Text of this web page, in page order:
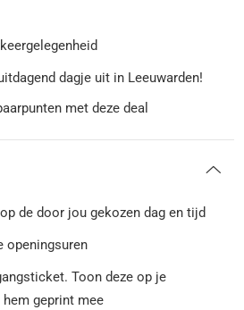
dagje uit in Leeuwarden!
met deze deal
de door jou gekozen dag en tijd
openingsuren
Toon deze op je
geprint mee